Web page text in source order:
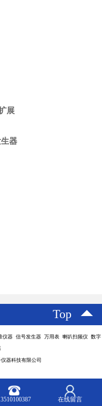
展
器
Top
仪器 信号发生器 万用表 喇叭扫频仪 数字
器科技有限公司
在线留言